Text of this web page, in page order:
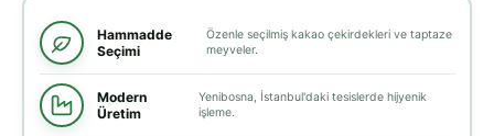
Hammadde
Seçimi
Özenle seçilmiş kakao çekirdekleri ve taptaze
meyveler.
Modern
Üretim
Yenibosna, İstanbul'daki tesislerde hijyenik
işleme.